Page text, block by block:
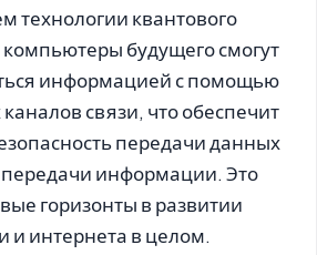
технологии квантового
будущего смогут
информацией с помощью
связи, что обеспечит
передачи данных
передачи информации. Это
горизонты в развитии
и интернета в целом.